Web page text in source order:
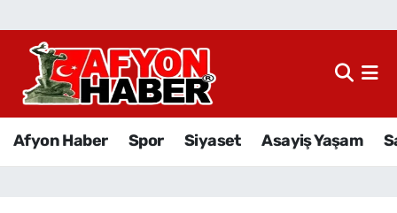
Afyon Haber Spor Siyaset Asayiş Yaşam
Afyon Haber